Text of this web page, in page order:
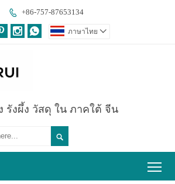
 +86-757-87653134
  ภาษาไทย 
รังผึ้ง วัสดุ ใน ภาคใต้ จีน
